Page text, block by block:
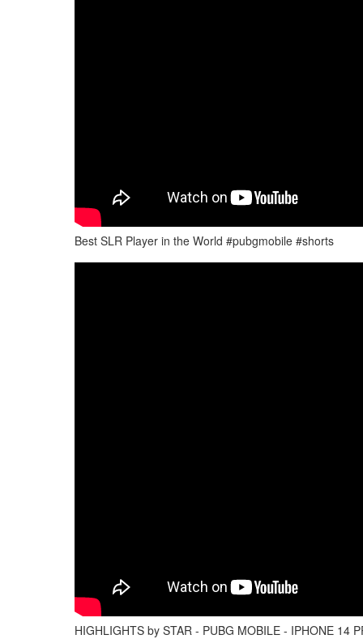
Best SLR Player in the World #pubgmobile #shorts
HIGHLIGHTS by STAR - PUBG MOBILE - IPHONE 14